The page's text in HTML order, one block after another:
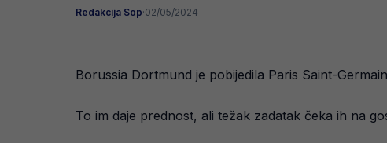
Redakcija Sop·02/05/2024
Borussia Dortmund je pobijedila Paris Saint-
To im daje prednost, ali težak zadatak čeka ih na